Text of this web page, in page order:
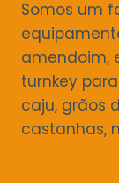
Somos um
amendoim,
turnkey
caju, grãos
castanhas,